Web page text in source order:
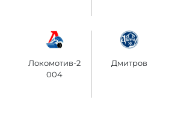
Локомотив-2
004
Дмитров